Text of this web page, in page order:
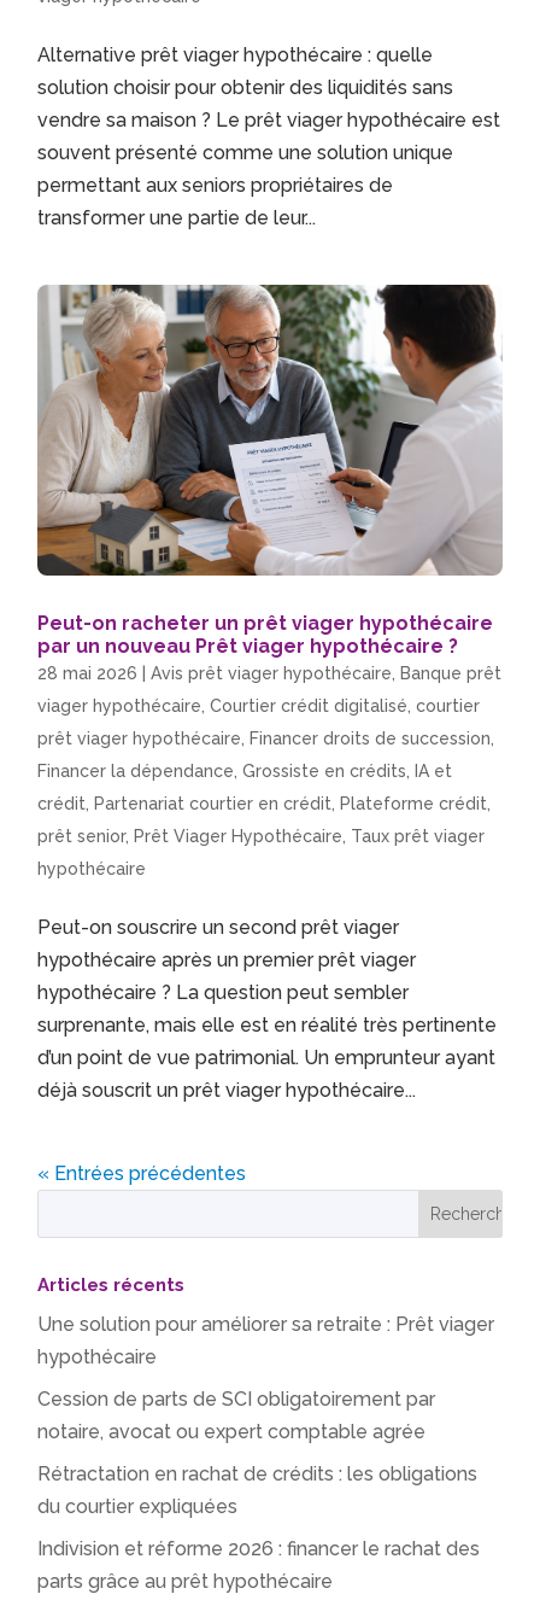
Alternative prêt viager hypothécaire : quelle
solution choisir pour obtenir des liquidités sans
vendre sa maison ? Le prêt viager hypothécaire est
souvent présenté comme une solution unique
permettant aux seniors propriétaires de
transformer une partie de leur...
Peut-on racheter un prêt viager hypothécaire
par un nouveau Prêt viager hypothécaire ?
28 mai 2026 |Avis prêt viager hypothécaire
Banque prêt
viager hypothécaire ,Courtier crédit digitalisé ,courtier
prêt viager hypothécaire
Financer droits de succession
Financer la dépendance ,Grossiste en crédits
IA et
crédit
Partenariat courtier en crédit Plateforme crédit
prêt senior, Prêt Viager Hypothécaire Taux prêt viager
hypothécaire
Peut-on souscrire un second prêt viager
hypothécaire après un premier prêt viager
hypothécaire ? La question peut sembler
surprenante, mais elle est en réalité très pertinente
d’un point de vue patrimonial. Un emprunteur ayant
déjà souscrit un prêt viager hypothécaire...
« Entrées précédentes
Articles récents
Une solution pour améliorer sa retraite : Prêt viager
hypothécaire
Cession de parts de SCI obligatoirement par
notaire, avocat ou expert comptable agrée
Rétractation en rachat de crédits : les obligations
du courtier expliquées
Indivision et réforme 2026 : financer le rachat des
parts grâce au prêt hypothécaire